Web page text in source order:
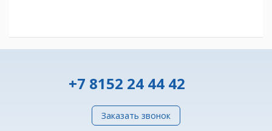
+7 8152 24 44 42
Заказать звонок